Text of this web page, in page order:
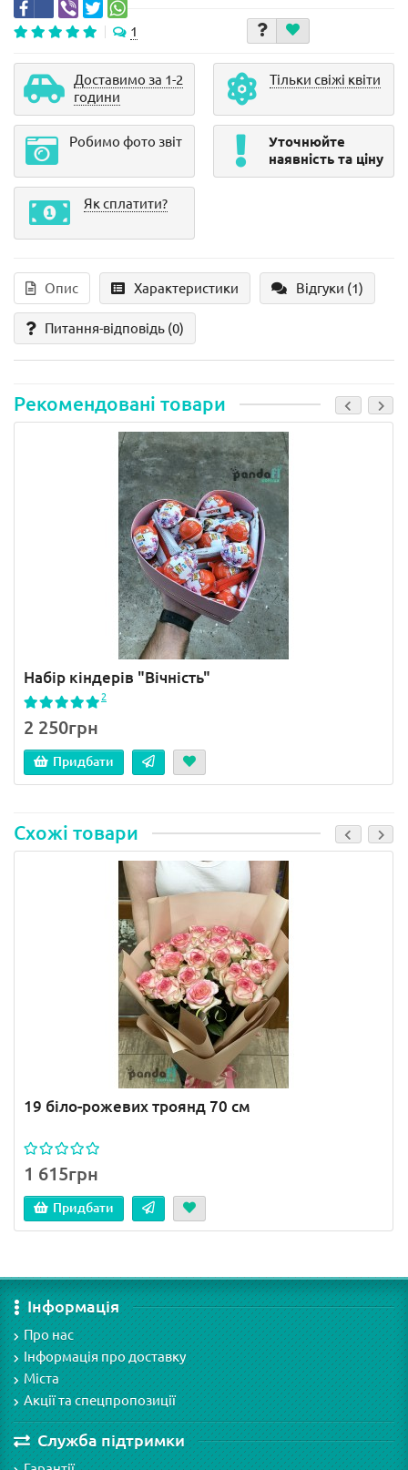
1
Доставимо за 1-2
години
Тільки свіжі квіти
Робимо фото звіт
Уточнюйте
наявність та ціну
Як сплатити?
Опис Характеристики Відгуки (1)
Питання-відповідь (0)
Рекомендовані товари
Набір кіндерів "Вічність"
2
2 250грн
Придбати
Схожі товари
19 біло-рожевих троянд 70 см
1 615грн
Придбати
Інформація
Про нас
Інформація про доставку
Міста
Акції та спецпропозиції
Служба підтримки